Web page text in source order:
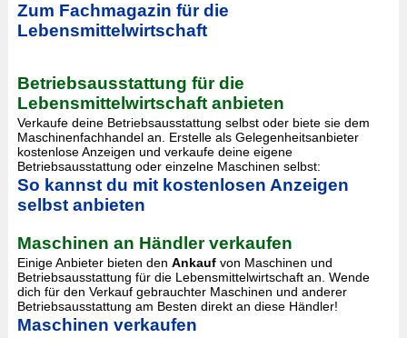
Zum Fachmagazin für die
Lebensmittelwirtschaft
Betriebsausstattung für die
Lebensmittelwirtschaft anbieten
Verkaufe deine Betriebsausstattung selbst oder biete sie dem
Maschinenfachhandel an. Erstelle als Gelegenheitsanbieter
kostenlose Anzeigen und verkaufe deine eigene
Betriebsausstattung oder einzelne Maschinen selbst:
So kannst du mit kostenlosen Anzeigen
selbst anbieten
Maschinen an Händler verkaufen
Einige Anbieter bieten den Ankaufvon Maschinen und
Betriebsausstattung für die Lebensmittelwirtschaft an. Wende
dich für den Verkauf gebrauchter Maschinen und anderer
Betriebsausstattung am Besten direkt an diese Händler!
Maschinen verkaufen